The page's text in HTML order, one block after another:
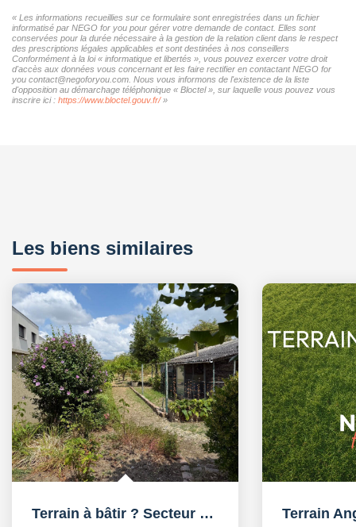
« Les informations recueillies sur ce formulaire sont enregistrées dans un fichier
informatisé par NEGO for you pour gérer votre demande de contact. Elles sont
conservées pour la durée nécessaire à la gestion de la relation client dans le respect
des prescriptions légales applicables et sont destinées à nos conseillers
Conformément à la loi « informatique et libertés », vous pouvez exercer votre droit
d'accès aux données vous concernant et les faire rectifier en contactant NEGO for
you contact@negoforyou.com. Nous vous informons de l'existence de la liste
d'opposition au démarchage téléphonique « Bloctel », sur laquelle vous pouvez vous
inscrire ici : https://www.bloctel.gouv.fr/»
Les biens similaires
Terrain à bâtir ? Secteur st léonard